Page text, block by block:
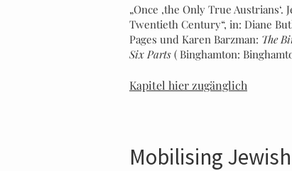
„Once ‚the Only True
Twentieth Century“, in: Diane
Pages und Karen Barzman: The
Six Parts ( Binghamton:
Kapitel hier zugänglich
Mobilising